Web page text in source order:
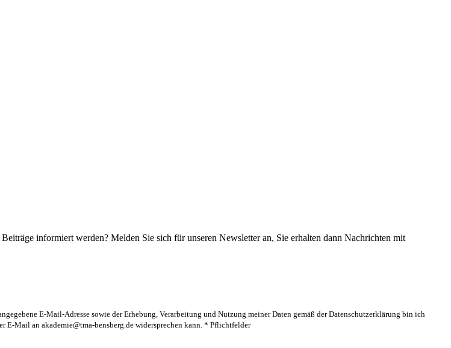
informiert werden? Melden Sie sich für unseren Newsletter an, Sie erhalten dann Nachrichten mit
E-Mail-Adresse sowie der Erhebung, Verarbeitung und Nutzung meiner Daten gemäß der Datenschutzerklärung bin ich
E-Mail an akademie@tma-bensberg.de widersprechen kann. * Pflichtfelder